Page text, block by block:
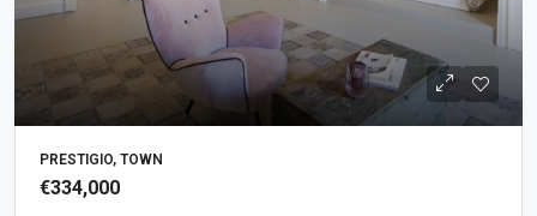
PRESTIGIO, TOWN
€334,000